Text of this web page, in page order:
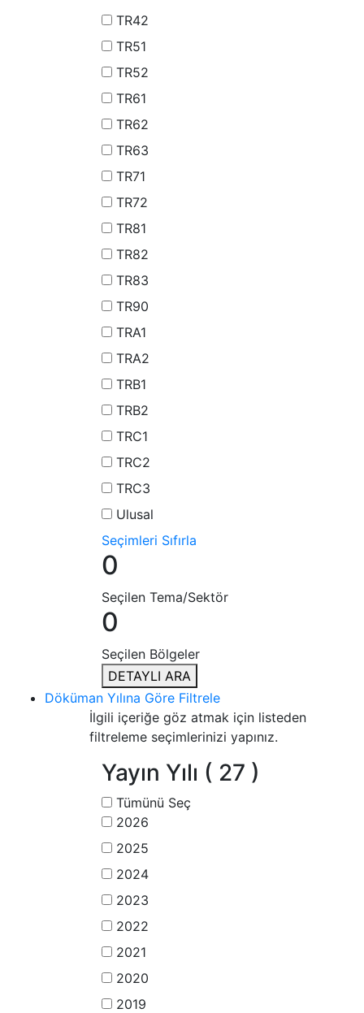
TR42
TR51
TR52
TR61
TR62
TR63
TR71
TR72
TR81
TR82
TR83
TR90
TRA1
TRA2
TRB1
TRB2
TRC1
TRC2
TRC3
Ulusal
Seçimleri Sıfırla
0
Seçilen Tema/Sektör
0
Seçilen Bölgeler
DETAYLI ARA
Döküman Yılına Göre Filtrele
İlgili içeriğe göz atmak için listeden
filtreleme seçimlerinizi yapınız.
Yayın Yılı ( 27 )
Tümünü Seç
2026
2025
2024
2023
2022
2021
2020
2019